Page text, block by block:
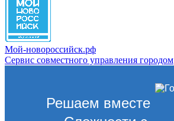
Мой-новороссийск.рф
Сервис совместного управления городом
Решаем вместе